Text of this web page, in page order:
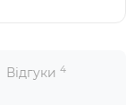
Відгуки 4